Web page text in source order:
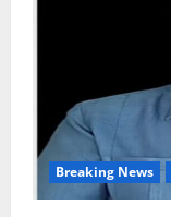
Breaking News